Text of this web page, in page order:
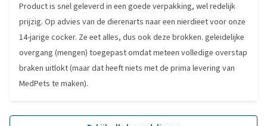
Product is snel geleverd in een goede verpakking, wel redelijk
prijzig. Op advies van de dierenarts naar een nierdieet voor onze
14-jarige cocker. Ze eet alles, dus ook deze brokken. geleidelijke
overgang (mengen) toegepast omdat meteen volledige overstap
braken uitlokt (maar dat heeft niets met de prima levering van
MedPets te maken).